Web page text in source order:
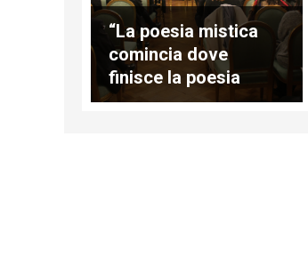
“La poesia mistica
comincia dove
finisce la poesia
religiosa” (Fernando